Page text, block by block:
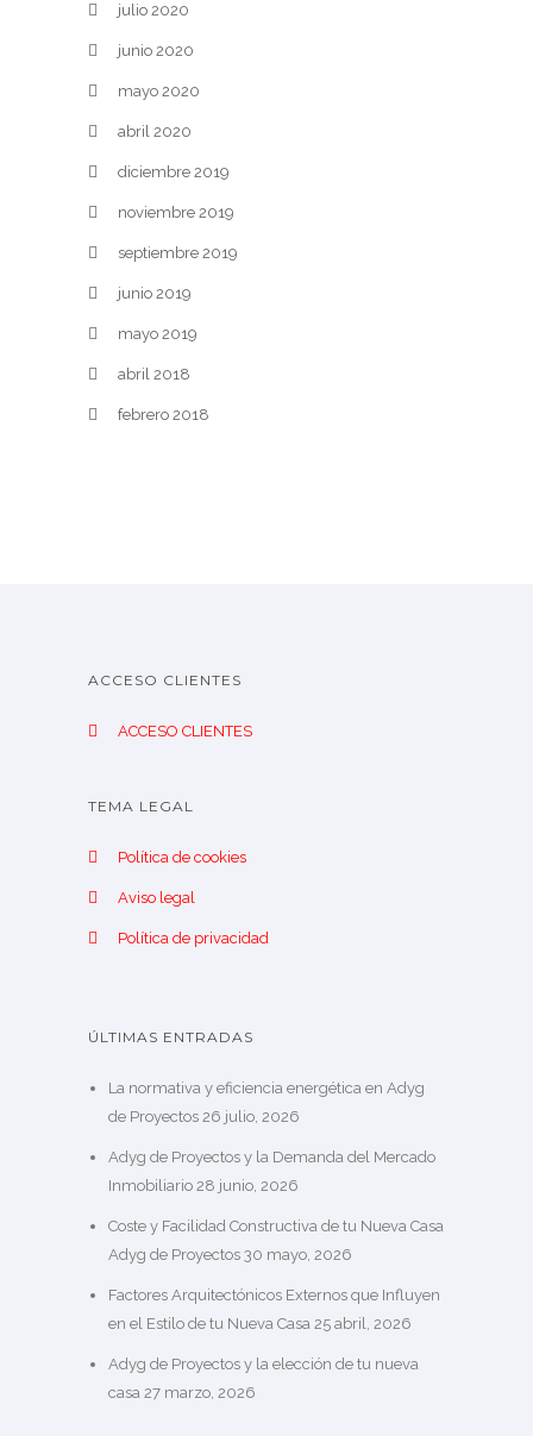
julio 2020
junio 2020
mayo 2020
abril 2020
diciembre 2019
noviembre 2019
septiembre 2019
junio 2019
mayo 2019
abril 2018
febrero 2018
ACCESO CLIENTES
ACCESO CLIENTES
TEMA LEGAL
Política de cookies
Aviso legal
Política de privacidad
ÚLTIMAS ENTRADAS
La normativa y eficiencia energética en Adyg
de Proyectos 26 julio, 2026
Adyg de Proyectos y la Demanda del Mercado
Inmobiliario 28 junio, 2026
Coste y Facilidad Constructiva de tu Nueva Casa
Adyg de Proyectos 30 mayo, 2026
Factores Arquitectónicos Externos que Influyen
en el Estilo de tu Nueva Casa 25 abril, 2026
Adyg de Proyectos y la elección de tu nueva
casa 27 marzo, 2026